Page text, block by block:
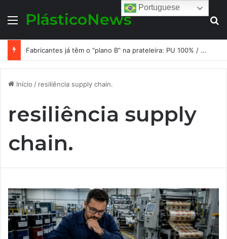
MenuPlásticoNews
Fabricantes já têm o “plano B” na prateleira: PU 100% / NC-free existe, mas ainda é pouco usado: a hora é transformar isso em projeto de resiliência
Início / resiliência supply chain.
resiliência supply
chain.
Portuguese